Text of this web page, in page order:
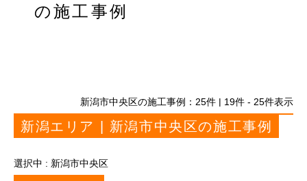
の施工事例
新潟市中央区の施工事例： 25件 | 19件 - 25件表示
新潟エリア | 新潟市中央区の施工事例
選択中 : 新潟市中央区